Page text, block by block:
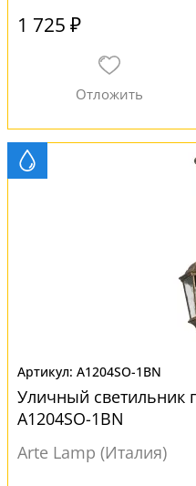
1 725 ₽
A1204SO-1BN
Уличный светильник
A1204SO-1BN
Arte Lamp (Италия)